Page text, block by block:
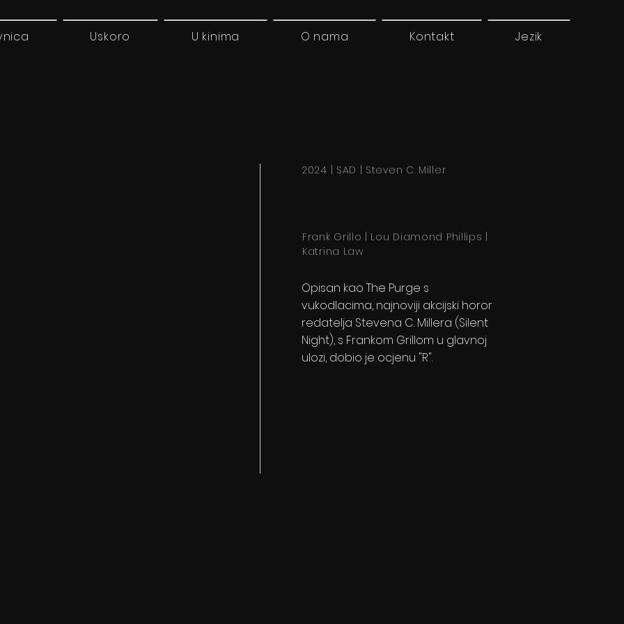
Uskoro U kinima O nama Kontakt Jezik
2024 | SAD | Steven C. Miller
Frank Grillo | Lou Diamond Phillips |
Katrina Law
Opisan kao The Purge s
vukodlacima, najnoviji akcijski horor
redatelja Stevena C. Millera (Silent
Night), s Frankom Grillom u glavnoj
ulozi, dobio je ocjenu "R".